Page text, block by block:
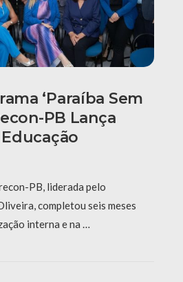
‘Paraíba Sem
PB Lança
PB, liderada pelo
completou seis meses
interna e na …